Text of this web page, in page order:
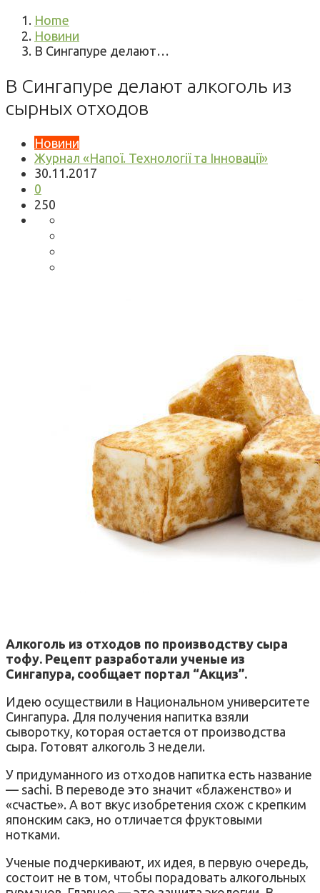
Home
Новини
В Сингапуре делают…
В Сингапуре делают алкоголь из
сырных отходов
Новини
Журнал «Напої. Технології та Інновації»
30.11.2017
0
250
Алкоголь из отходов по производству сыра
тофу. Рецепт разработали ученые из
Сингапура, сообщает портал “Акциз”.
Идею осуществили в Национальном университете
Сингапура. Для получения напитка взяли
сыворотку, которая остается от производства
сыра. Готовят алкоголь 3 недели.
У придуманного из отходов напитка есть название
— sachi. В переводе это значит «блаженство» и
«счастье». А вот вкус изобретения схож с крепким
японским сакэ, но отличается фруктовыми
нотками.
Ученые подчеркивают, их идея, в первую очередь,
состоит не в том, чтобы порадовать алкогольных